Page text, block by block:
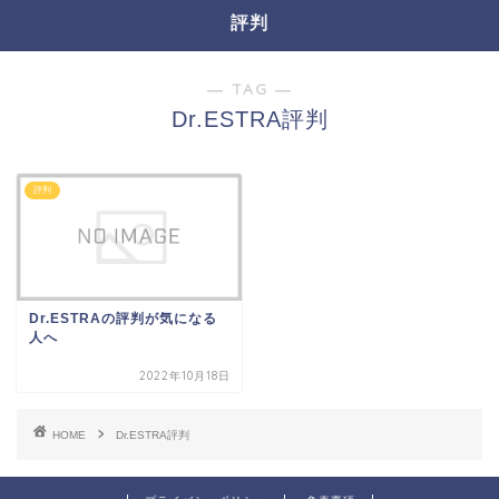
評判
― TAG ―
Dr.ESTRA評判
評判
Dr.ESTRAの評判が気になる
人へ
2022年10月18日
HOME Dr.ESTRA評判